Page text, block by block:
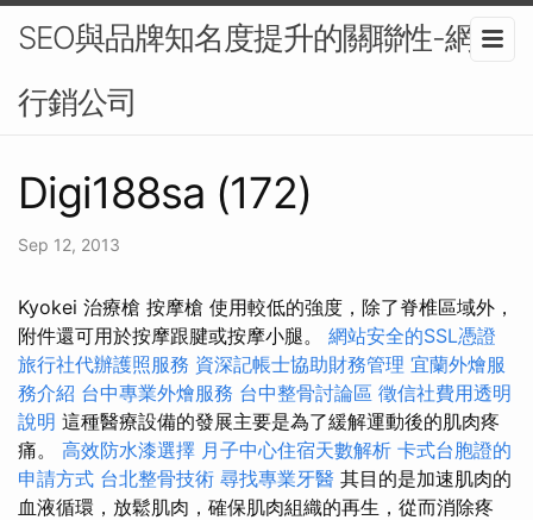
SEO與品牌知名度提升的關聯性-網路
行銷公司
Digi188sa (172)
Sep 12, 2013
Kyokei 治療槍 按摩槍 使用較低的強度，除了脊椎區域外，
附件還可用於按摩跟腱或按摩小腿。 網站安全的SSL憑證
旅行社代辦護照服務 資深記帳士協助財務管理 宜蘭外燴服
務介紹 台中專業外燴服務 台中整骨討論區 徵信社費用透明
說明 這種醫療設備的發展主要是為了緩解運動後的肌肉疼
痛。 高效防水漆選擇 月子中心住宿天數解析 卡式台胞證的
申請方式 台北整骨技術 尋找專業牙醫 其目的是加速肌肉的
血液循環，放鬆肌肉，確保肌肉組織的再生，從而消除疼